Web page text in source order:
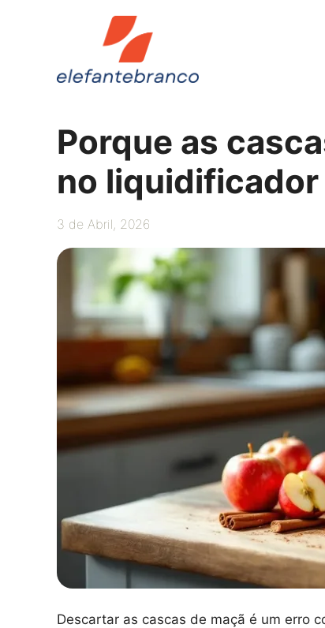
Porque as
no
3 de Abril, 2026
Descartar as cascas de maçã é um erro